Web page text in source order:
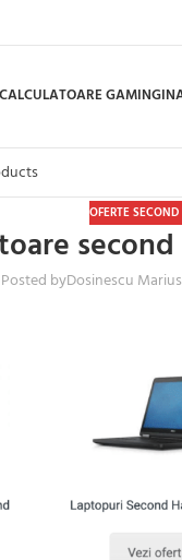
CALCULATOARE GAMING
OFERTE
Posted byDosinescu Marius